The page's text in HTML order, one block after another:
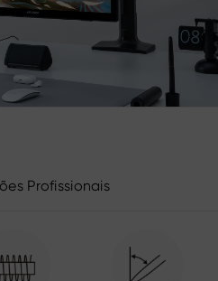
Profissionais